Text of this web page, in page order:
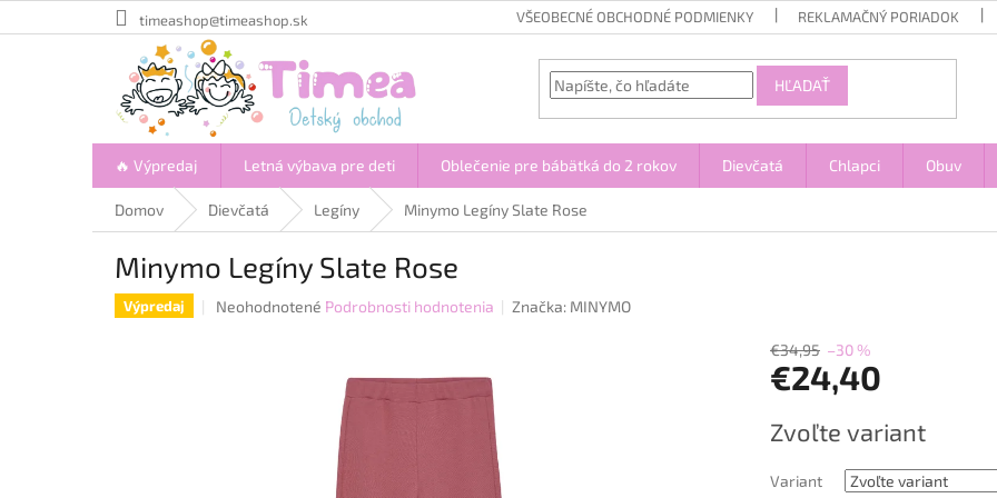
na
timeashop@timeashop.sk VŠEOBECNÉ OBCHODNÉ PODMIENKY REKLAMAČNÝ PORIADOK
HĽADAŤ
🔥 Výpredaj Letná výbava pre deti Oblečenie pre bábätká do 2 rokov Dievčatá Chlapci Obuv
Domov Dievčatá Legíny Minymo Legíny Slate Rose
Minymo Legíny Slate Rose
Výpredaj
Priemerné
Neohodnotené Podrobnosti hodnotenia Značka: MINYMO
€34,95 –30 %
€24,40
cena:
Zvoľte variant
Variant